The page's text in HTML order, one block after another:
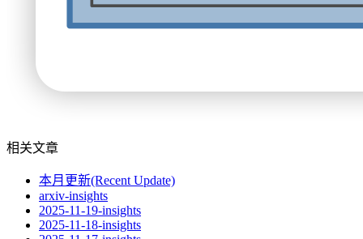
相关文章
本月更新(Recent Update)
arxiv-insights
2025-11-19-insights
2025-11-18-insights